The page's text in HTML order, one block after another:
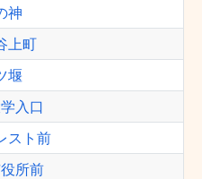
神
上町
堰
入口
スト前
所前